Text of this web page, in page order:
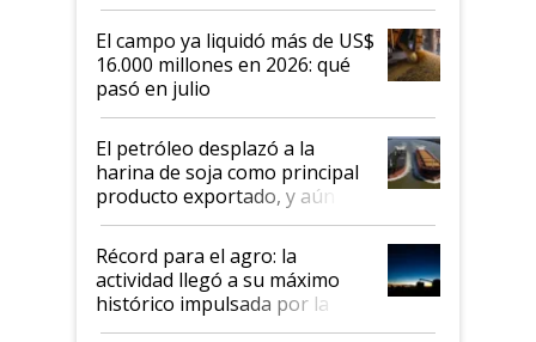
El campo ya liquidó más de US$
16.000 millones en 2026: qué
pasó en julio
El petróleo desplazó a la
harina de soja como principal
producto exportado, y aún así
el agro aportó casi seis de cada
diez dólares y sostuvo el
liderazgo en un semestre
récord
Récord para el agro: la
actividad llegó a su máximo
histórico impulsada por la
cosecha y las exportaciones